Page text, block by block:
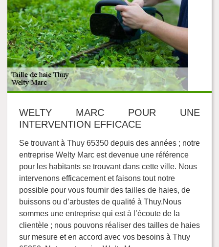
WELTY MARC POUR UNE
INTERVENTION EFFICACE
Se trouvant à Thuy 65350 depuis des années ; notre
entreprise Welty Marc est devenue une référence
pour les habitants se trouvant dans cette ville. Nous
intervenons efficacement et faisons tout notre
possible pour vous fournir des tailles de haies, de
buissons ou d’arbustes de qualité à Thuy.Nous
sommes une entreprise qui est à l’écoute de la
clientèle ; nous pouvons réaliser des tailles de haies
sur mesure et en accord avec vos besoins à Thuy